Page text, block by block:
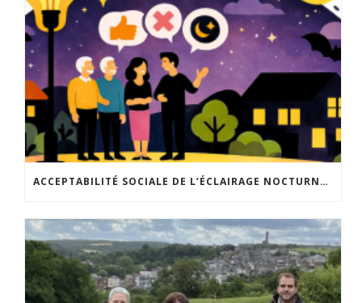
ACCEPTABILITÉ SOCIALE DE L’ÉCLAIRAGE NOCTURNE : LE REPLAY EST DISPONIBLE